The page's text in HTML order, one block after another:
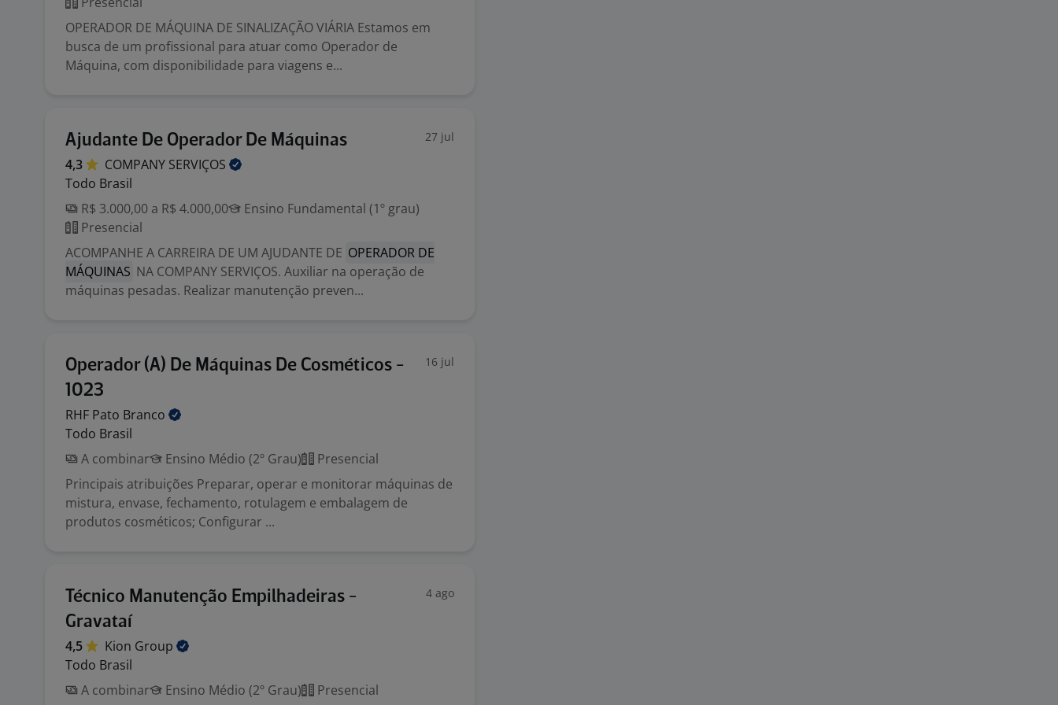
OPERADOR DE MÁQUINA DE SINALIZAÇÃO VIÁRIA Estamos em
busca de um profissional para atuar como Operador de
Máquina, com disponibilidade para viagens e...
Ajudante De Operador De Máquinas 27 jul
4,3 COMPANY SERVIÇOS
Todo Brasil
R$ 3.000,00 a R$ 4.000,00
Ensino Fundamental (1º grau)
Presencial
ACOMPANHE A CARREIRA DE UM AJUDANTE DE OPERADOR DE
MÁQUINAS NA COMPANY SERVIÇOS. Auxiliar na operação de
máquinas pesadas. Realizar manutenção preven...
Operador (A) De Máquinas De Cosméticos -
1023
16 jul
RHF Pato Branco
Todo Brasil
A combinar
Ensino Médio (2º Grau)
Presencial
Principais atribuições Preparar, operar e monitorar máquinas de
mistura, envase, fechamento, rotulagem e embalagem de
produtos cosméticos; Configurar ...
Técnico Manutenção Empilhadeiras -
Gravataí
4 ago
4,5 Kion Group
Todo Brasil
A combinar
Ensino Médio (2º Grau) Presencial